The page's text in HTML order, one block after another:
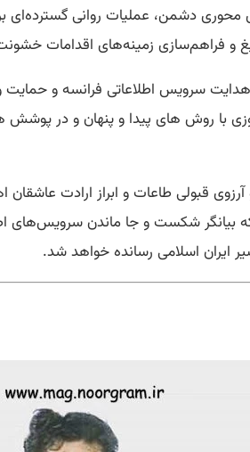
محوری دشمن، عملیات روانی گسترده‌ای
و فراهم‌سازی زمینه‌های اقدامات
سرویس اطلاعاتی فرانسه و حمایت
با روش های پیدا و پنهان و در پوشش
آرزوی قبولی طاعات و ابراز ارادت
بیانگر شکست و جا ماندن سرویس‌های
ایران اسلامی رسانده خواهد شد.